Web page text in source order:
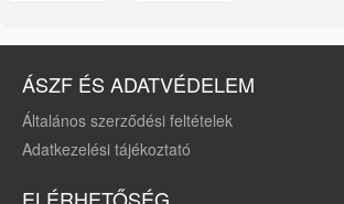
ÁSZF ÉS ADATVÉDELEM
Általános szerződési feltételek
Adatkezelési tájékoztató